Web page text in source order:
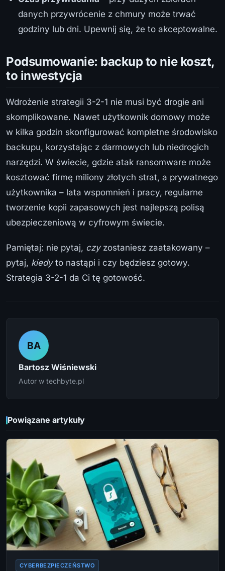
danych przywrócenie z chmury może trwać
godziny lub dni. Upewnij się, że to akceptowalne.
Podsumowanie: backup to nie koszt,
to inwestycja
Wdrożenie strategii 3-2-1 nie musi być drogie ani
skomplikowane. Nawet użytkownik domowy może
w kilka godzin skonfigurować kompletne środowisko
backupu, korzystając z darmowych lub niedrogich
narzędzi. W świecie, gdzie atak ransomware może
kosztować firmę miliony złotych strat, a prywatnego
użytkownika – lata wspomnień i pracy, regularne
tworzenie kopii zapasowych jest najlepszą polisą
ubezpieczeniową w cyfrowym świecie.
Pamiętaj: nie pytaj, czyzostaniesz zaatakowany –
pytaj, kiedyto nastąpi i czy będziesz gotowy.
Strategia 3-2-1 da Ci tę gotowość.
BA
Bartosz Wiśniewski
Autor w techbyte.pl
Powiązane artykuły
CYBERBEZPIECZEŃSTWO